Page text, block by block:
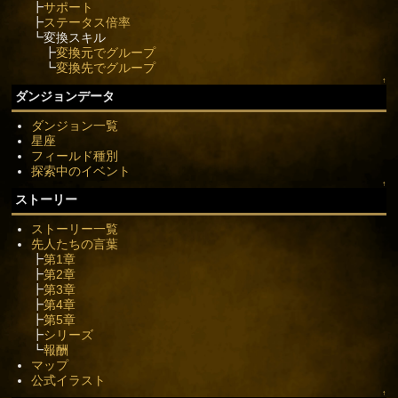
┣サポート
┣ステータス倍率
┗変換スキル
┣変換元でグループ
┗変換先でグループ
↑
ダンジョンデータ
ダンジョン一覧
星座
フィールド種別
探索中のイベント
↑
ストーリー
ストーリー一覧
先人たちの言葉
┣第1章
┣第2章
┣第3章
┣第4章
┣第5章
┣シリーズ
┗報酬
マップ
公式イラスト
↑